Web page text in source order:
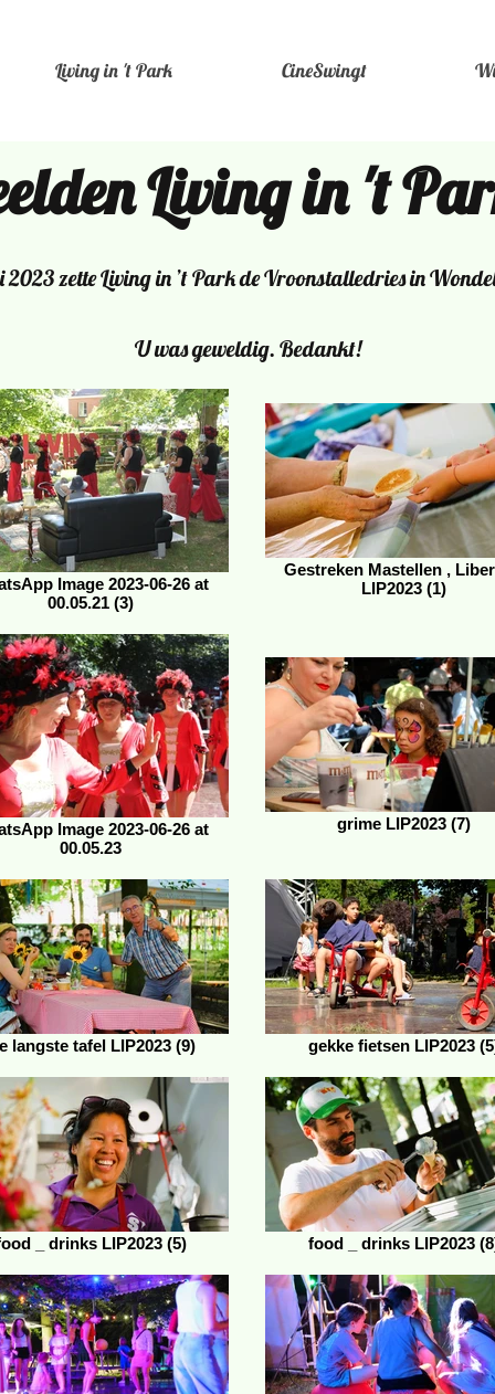
Living in 't Park CineSwingt
Living in 't
zette Living in ’t Park de Vroonstalledries in
U was geweldig. Bedankt!
Image 2023-06-26 at
00.05.21 (3)
Gestreken Mastellen ,
LIP2023 (1)
Image 2023-06-26 at
00.05.23
grime LIP2023 (7)
langste tafel LIP2023 (9) gekke fietsen LIP2023
_ drinks LIP2023 (5) food _ drinks LIP2023